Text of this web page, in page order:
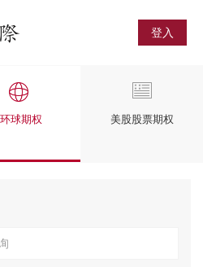
登入
环球期权 美股股票期权